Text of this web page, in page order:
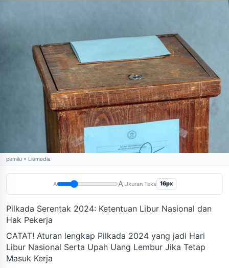
pemilu • Liemedia
A A Ukuran Teks 16px
Pilkada Serentak 2024: Ketentuan Libur Nasional dan
Hak Pekerja
CATAT! Aturan lengkap Pilkada 2024 yang jadi Hari
Libur Nasional Serta Upah Uang Lembur Jika Tetap
Masuk Kerja